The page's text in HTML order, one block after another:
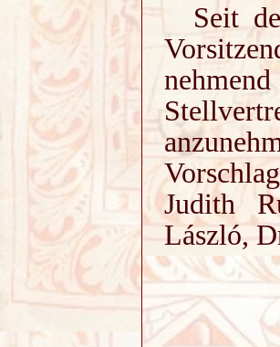
Seit
Judith
László,